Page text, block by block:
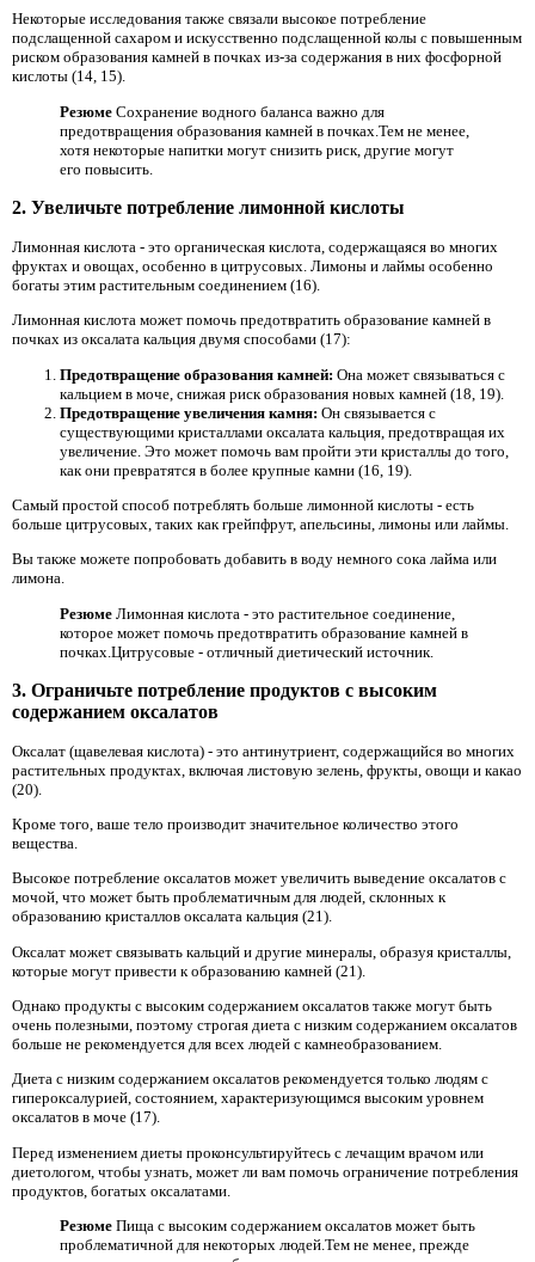
Некоторые исследования также связали высокое потребление
подслащенной сахаром и искусственно подслащенной колы с повышенным
риском образования камней в почках из-за содержания в них фосфорной
кислоты (14, 15).
Резюме Сохранение водного баланса важно для
предотвращения образования камней в почках.Тем не менее,
хотя некоторые напитки могут снизить риск, другие могут
его повысить.
2. Увеличьте потребление лимонной кислоты
Лимонная кислота - это органическая кислота, содержащаяся во многих
фруктах и ​​овощах, особенно в цитрусовых. Лимоны и лаймы особенно
богаты этим растительным соединением (16).
Лимонная кислота может помочь предотвратить образование камней в
почках из оксалата кальция двумя способами (17):
Предотвращение образования камней: Она может связываться с
кальцием в моче, снижая риск образования новых камней (18, 19).
Предотвращение увеличения камня: Он связывается с
существующими кристаллами оксалата кальция, предотвращая их
увеличение. Это может помочь вам пройти эти кристаллы до того,
как они превратятся в более крупные камни (16, 19).
Самый простой способ потреблять больше лимонной кислоты - есть
больше цитрусовых, таких как грейпфрут, апельсины, лимоны или лаймы.
Вы также можете попробовать добавить в воду немного сока лайма или
лимона.
Резюме Лимонная кислота - это растительное соединение,
которое может помочь предотвратить образование камней в
почках.Цитрусовые - отличный диетический источник.
3. Ограничьте потребление продуктов с высоким
содержанием оксалатов
Оксалат (щавелевая кислота) - это антинутриент, содержащийся во многих
растительных продуктах, включая листовую зелень, фрукты, овощи и какао
(20).
Кроме того, ваше тело производит значительное количество этого
вещества.
Высокое потребление оксалатов может увеличить выведение оксалатов с
мочой, что может быть проблематичным для людей, склонных к
образованию кристаллов оксалата кальция (21).
Оксалат может связывать кальций и другие минералы, образуя кристаллы,
которые могут привести к образованию камней (21).
Однако продукты с высоким содержанием оксалатов также могут быть
очень полезными, поэтому строгая диета с низким содержанием оксалатов
больше не рекомендуется для всех людей с камнеобразованием.
Диета с низким содержанием оксалатов рекомендуется только людям с
гипероксалурией, состоянием, характеризующимся высоким уровнем
оксалатов в моче (17).
Перед изменением диеты проконсультируйтесь с лечащим врачом или
диетологом, чтобы узнать, может ли вам помочь ограничение потребления
продуктов, богатых оксалатами.
Резюме Пища с высоким содержанием оксалатов может быть
проблематичной для некоторых людей.Тем не менее, прежде